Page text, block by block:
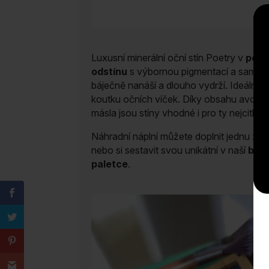
Luxusní minerální oční stín Poetry v
odstínu s výbornou pigmentací a
báječně nanáší a dlouho vydrží. Ideální
koutku očních víček. Díky obsahu
másla jsou stíny vhodné i pro ty
Náhradní náplní můžete doplnit jednu z
nebo si sestavit svou unikátní v naší
paletce.